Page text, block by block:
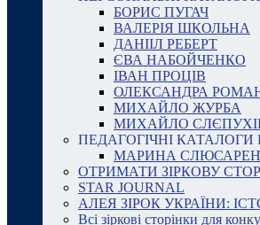
БОРИС ПУГАЧ
ВАЛЕРІЯ ШКОЛЬНА
ДАНІІЛ РЕБЕРТ
ЄВА НАБОЙЧЕНКО
ІВАН ПРОЦІВ
ОЛЕКСАНДРА
МИХАЙЛО ЖУРБА
МИХАЙЛО
ПЕДАГОГІЧНІ КАТАЛОГИ
МАРИНА
ОТРИМАТИ ЗІРКОВУ
STAR JOURNAL
АЛЕЯ ЗІРОК УКРАЇНИ:
Всі зіркові сторінки для